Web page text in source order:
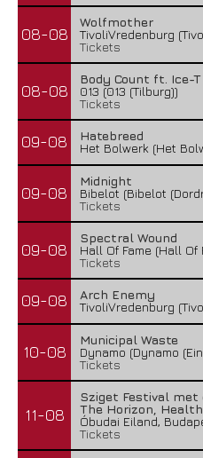
08-08
Wolfmother
TivoliVredenburg
Tickets
08-08
Body Count ft. Ice-T
013 (013 (Tilburg))
Tickets
09-08
Hatebreed
Het Bolwerk (Het
09-08
Midnight
Bibelot (Bibelot
Tickets
09-08
Spectral Wound
Hall Of Fame (Hall Of
Tickets
09-08
Arch Enemy
TivoliVredenburg
10-08
Municipal Waste
Dynamo (Dynamo
Tickets
11-08
Sziget Festival met
The Horizon, Health
Óbudai Eiland,
Tickets